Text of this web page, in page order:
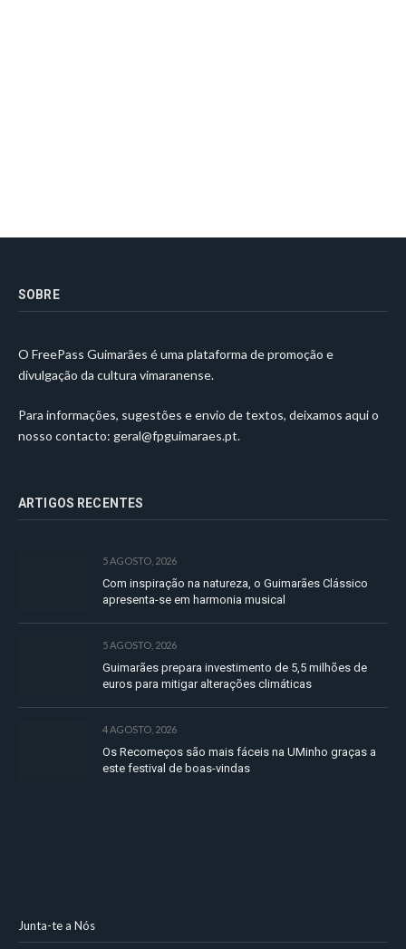
SOBRE
O FreePass Guimarães é uma plataforma de promoção e
divulgação da cultura vimaranense.
Para informações, sugestões e envio de textos, deixamos aqui o
nosso contacto: geral@fpguimaraes.pt.
ARTIGOS RECENTES
5 AGOSTO, 2026
Com inspiração na natureza, o Guimarães Clássico
apresenta-se em harmonia musical
5 AGOSTO, 2026
Guimarães prepara investimento de 5,5 milhões de
euros para mitigar alterações climáticas
4 AGOSTO, 2026
Os Recomeços são mais fáceis na UMinho graças a
este festival de boas-vindas
Junta-te a Nós